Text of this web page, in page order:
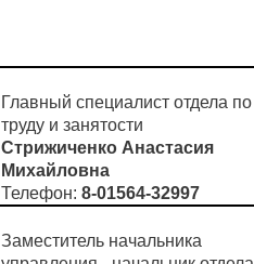
Главный специалист отдела по
труду и занятости
Стрижиченко Анастасия
Михайловна
Телефон: 8-01564-32997
Заместитель начальника